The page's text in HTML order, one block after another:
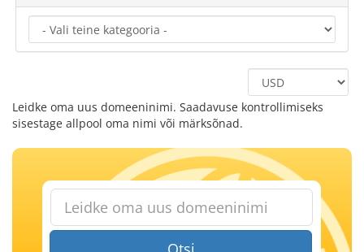
Leidke oma uus domeeninimi. Saadavuse kontrollimiseks
sisestage allpool oma nimi või märksõnad.